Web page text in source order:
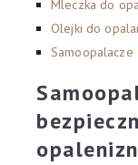
Mleczka do
Olejki do
Samoopalacze